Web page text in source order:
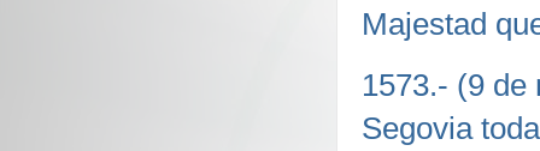
Majestad
1573.- (9 de
Segovia